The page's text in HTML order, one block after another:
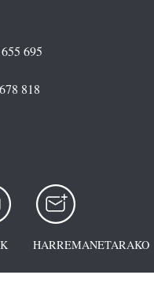
695
818
HARREMANETARAKO